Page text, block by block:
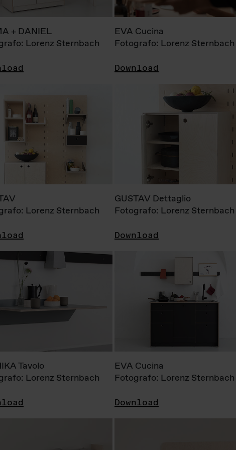
+ DANIEL
Lorenz Sternbach
EVA Cucina
Fotografo: Lorenz Sternbach
Download
Lorenz Sternbach
GUSTAV Dettaglio
Fotografo: Lorenz Sternbach
Download
Tavolo
Lorenz Sternbach
EVA Cucina
Fotografo: Lorenz Sternbach
Download